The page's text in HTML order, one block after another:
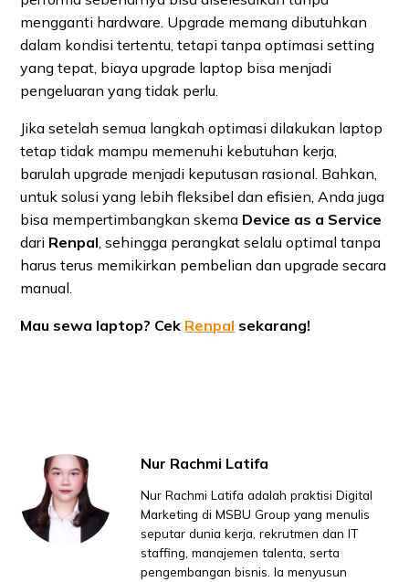
mengganti hardware. Upgrade memang dibutuhkan
dalam kondisi tertentu, tetapi tanpa optimasi setting
yang tepat, biaya upgrade laptop bisa menjadi
pengeluaran yang tidak perlu.
Jika setelah semua langkah optimasi dilakukan laptop
tetap tidak mampu memenuhi kebutuhan kerja,
barulah upgrade menjadi keputusan rasional. Bahkan,
untuk solusi yang lebih fleksibel dan efisien, Anda juga
bisa mempertimbangkan skema Device as a Service
dari Renpal , sehingga perangkat selalu optimal tanpa
harus terus memikirkan pembelian dan upgrade secara
manual.
Mau sewa laptop? Cek Renpal sekarang!
Nur Rachmi Latifa
Nur Rachmi Latifa adalah praktisi Digital
Marketing di MSBU Group yang menulis
seputar dunia kerja, rekrutmen dan IT
staffing, manajemen talenta, serta
pengembangan bisnis. Ia menyusun